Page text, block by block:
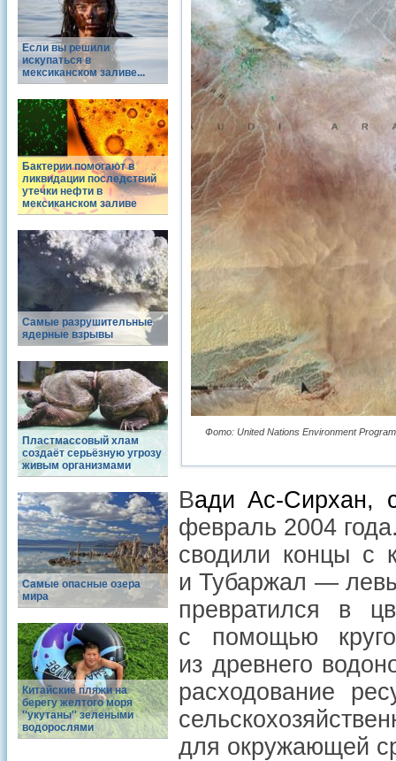
Если вы решили
искупаться в
мексиканском заливе...
Бактерии помогают в
ликвидации последствий
утечки нефти в
мексиканском заливе
Самые разрушительные
ядерные взрывы
Пластмассовый хлам
создаёт серьёзную угрозу
живым организмами
Самые опасные озера
мира
Китайские пляжи на
берегу желтого моря
''укутаны'' зелеными
водорослями
Фото: United Nations Environment
Вади Ас-Сирхан,
февраль 2004
сводили концы с
и Тубаржал —
превратился в
с помощью
из древнего
расходование
для окружающей